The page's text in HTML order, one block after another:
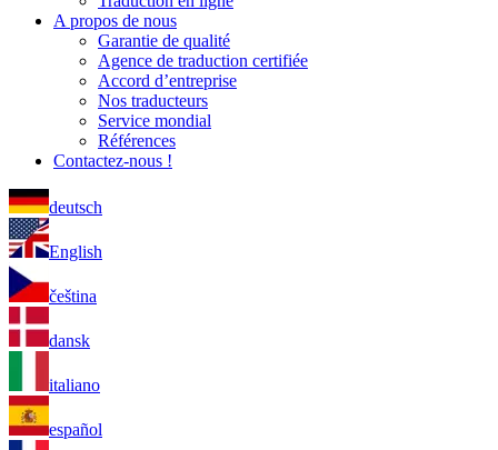
A propos de nous
Garantie de qualité
Agence de traduction certifiée
Accord d’entreprise
Nos traducteurs
Service mondial
Références
Contactez-nous !
deutsch
English
čeština
dansk
italiano
español